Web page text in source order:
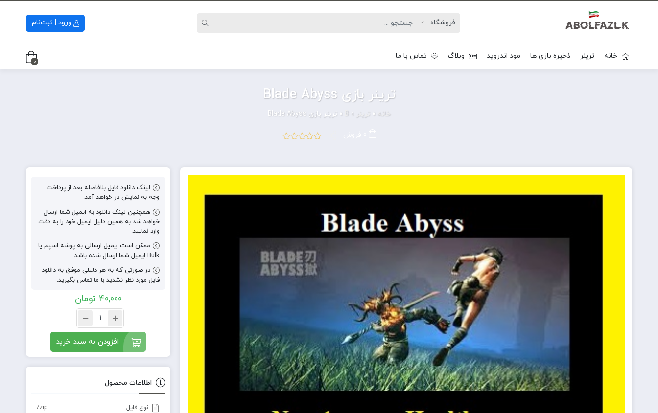
ورود | ثبت‌نام
خانه ترینر ذخیره بازی ها مود اندروید وبلاگ تماس با ما
0
ترینر بازی Blade Abyss
خانه »ترینر »
B
»ترینر بازی Blade Abyss
لینک دانلود فایل بلافاصله بعد از پرداخت
وجه به نمایش در خواهد آمد.
همچنین لینک دانلود به ایمیل شما ارسال
خواهد شد به همین دلیل ایمیل خود را به دقت
وارد نمایید.
ممکن است ایمیل ارسالی به پوشه اسپم یا
Bulk ایمیل شما ارسال شده باشد.
در صورتی که به هر دلیلی موفق به دانلود
فایل مورد نظر نشدید با ما تماس بگیرید.
40,000 تومان
افزودن به سبد خرید
اطلاعات محصول
نوع فایل 7zip